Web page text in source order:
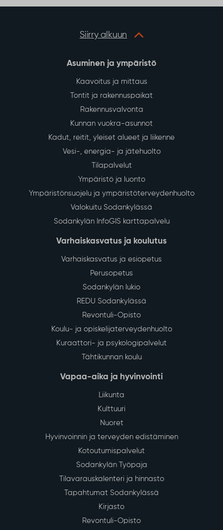
Siirry alkuun
Asuminen ja ympäristö
Kaavoitus ja mittaus
Tontit ja rakennuspaikat
Rakennusvalvonta
Kunnan vuokra-asunnot
Kadut, reitit, yleiset alueet ja liikenne
Vesi-, energia- ja jätehuolto
Tilapalvelut
Ympäristö ja luonto
Ympäristönsuojelu ja ympäristöterveydenhuolto
Valokuitu Sodankylässä
Sodankylän InfoGIS karttapalvelu
Varhaiskasvatus ja koulutus
Varhaiskasvatus ja esiopetus
Perusopetus
Sodankylän lukio
REDU Sodankylässä
Revontuli-Opisto
Koulu- ja opiskelijaterveydenhuolto
Kuraattori- ja psykologipalvelut
Tähtikunnan koulu
Vapaa-aika ja hyvinvointi
Liikunta
Kulttuuri
Nuoret
Hyvinvoinnin ja terveyden edistäminen
Kotoutumispalvelut
Sodankylän Työpaja
Tilavarauskalenteri ja hinnasto
Tapahtumat Sodankylässä
Kirjasto
Revontuli-Opisto